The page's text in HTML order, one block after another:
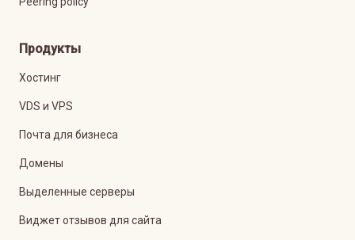
Продукты
Хостинг
VDS и VPS
Почта для бизнеса
Домены
Выделенные серверы
Виджет отзывов для сайта